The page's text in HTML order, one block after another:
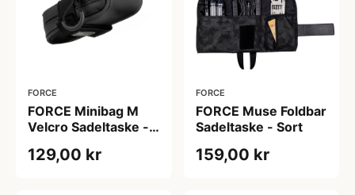
FORCE
FORCE Minibag M
Velcro Sadeltaske -
129,00 kr
FORCE
FORCE Muse Foldbar
Sadeltaske - Sort
159,00 kr